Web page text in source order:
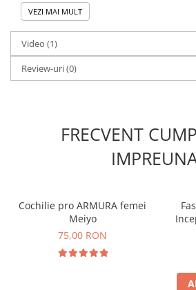
intense
✅Confort maxim
oferind purtare ușoară și protecție sigură
Protejează-ți dinții cu protecția de top
pentru fiecare sportiv!
VEZI MAI MULT
Video (1)
Review-uri(0)
FRECVENT
Cochilie pro ARMURA femei
Meiyo
75,00 RON